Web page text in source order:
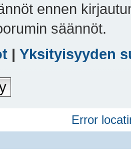
ennen
säännöt.
| Yksityisyyden
Error